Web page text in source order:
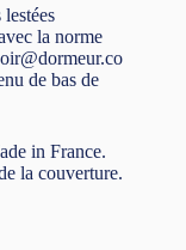
la norme
de bas de
in France.
la couverture.